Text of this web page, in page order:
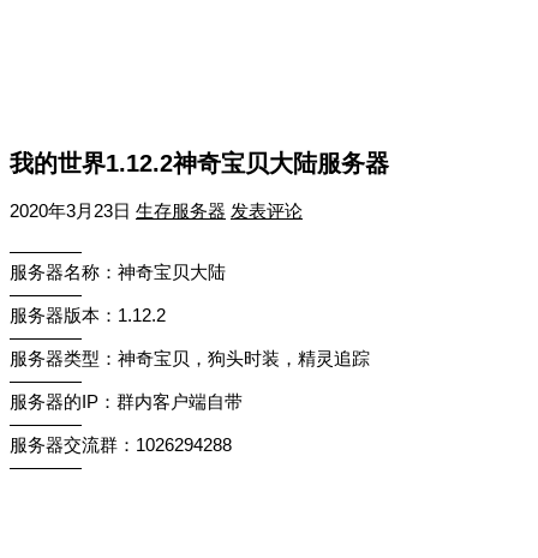
我的世界1.12.2神奇宝贝大陆服务器
2020年3月23日 生存服务器 发表评论
————
服务器名称：神奇宝贝大陆
————
服务器版本：1.12.2
————
服务器类型：神奇宝贝，狗头时装，精灵追踪
————
服务器的IP：群内客户端自带
————
服务器交流群：1026294288
————